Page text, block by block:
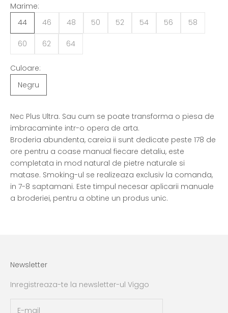
Marime:
44
46 48 50 52 54 56 58
60 62 64
Culoare:
Negru
Nec Plus Ultra. Sau cum se poate transforma o piesa de
imbracaminte intr-o opera de arta.
Broderia abundenta, careia ii sunt dedicate peste 178 de
ore pentru a coase manual fiecare detaliu, este
completata in mod natural de pietre naturale si
matase. Smoking-ul se realizeaza exclusiv la comanda,
in 7-8 saptamani. Este timpul necesar aplicarii manuale
a broderiei, pentru a obtine un produs unic.
Newsletter
Inregistreaza-te la newsletter-ul Viggo